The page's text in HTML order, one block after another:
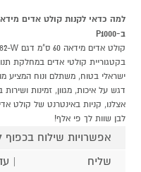
ב-P1000
דגש על איכות, מגוון, זמינות
לבן שוות לך פי אלף!
אפשרויות שילוח
שליח
| עד 7 ימי